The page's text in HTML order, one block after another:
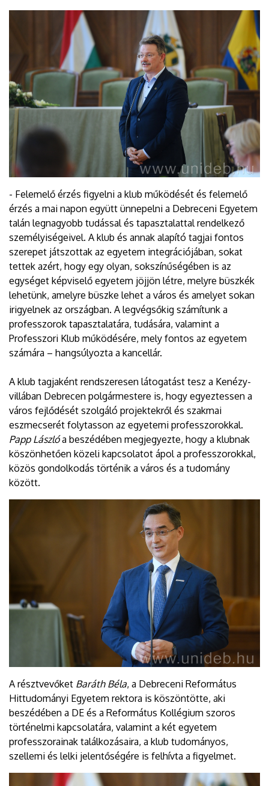
- Felemelő érzés figyelni a klub működését és felemelő
érzés a mai napon együtt ünnepelni a Debreceni Egyetem
talán legnagyobb tudással és tapasztalattal rendelkező
személyiségeivel. A klub és annak alapító tagjai fontos
szerepet játszottak az egyetem integrációjában, sokat
tettek azért, hogy egy olyan, sokszínűségében is az
egységet képviselő egyetem jöjjön létre, melyre büszkék
lehetünk, amelyre büszke lehet a város és amelyet sokan
irigyelnek az országban. A legvégsőkig számítunk a
professzorok tapasztalatára, tudására, valamint a
Professzori Klub működésére, mely fontos az egyetem
számára – hangsúlyozta a kancellár.
A klub tagjaként rendszeresen látogatást tesz a Kenézy-
villában Debrecen polgármestere is, hogy egyeztessen a
város fejlődését szolgáló projektekről és szakmai
eszmecserét folytasson az egyetemi professzorokkal.
Papp Lászlóa beszédében megjegyezte, hogy a klubnak
köszönhetően közeli kapcsolatot ápol a professzorokkal,
közös gondolkodás történik a város és a tudomány
között.
A résztvevőket Baráth Béla, a Debreceni Református
Hittudományi Egyetem rektora is köszöntötte, aki
beszédében a DE és a Református Kollégium szoros
történelmi kapcsolatára, valamint a két egyetem
professzorainak találkozásaira, a klub tudományos,
szellemi és lelki jelentőségére is felhívta a figyelmet.